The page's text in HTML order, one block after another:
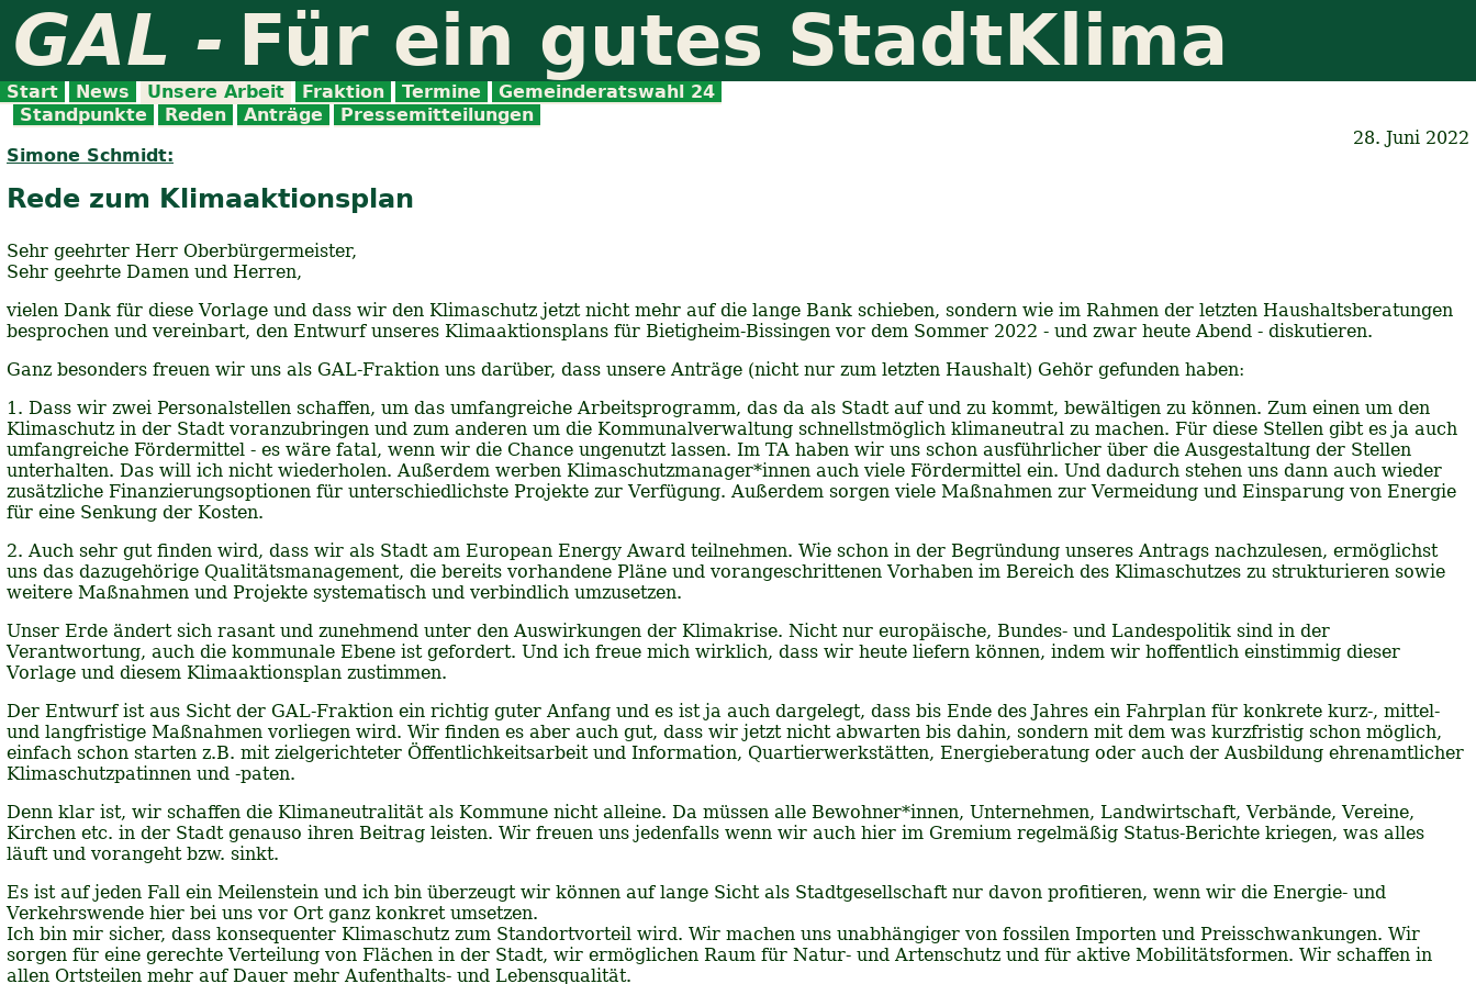
GAL - Für ein gutes StadtKlima
Start News Unsere Arbeit Fraktion Termine
Gemeinderatswahl 24
Standpunkte
Reden Anträge
Pressemitteilungen
28. Juni 2022
Simone Schmidt:
Rede zum Klimaaktionsplan
Sehr geehrter Herr Oberbürgermeister,
Sehr geehrte Damen und Herren,
vielen Dank für diese Vorlage und dass wir den Klimaschutz jetzt nicht mehr auf die lange Bank schieben, sondern wie im Rahmen der letzten Haushaltsberatungen
besprochen und vereinbart, den Entwurf unseres Klimaaktionsplans für Bietigheim-Bissingen vor dem Sommer 2022 - und zwar heute Abend - diskutieren.
Ganz besonders freuen wir uns als GAL-Fraktion uns darüber, dass unsere Anträge (nicht nur zum letzten Haushalt) Gehör gefunden haben:
1. Dass wir zwei Personalstellen schaffen, um das umfangreiche Arbeitsprogramm, das da als Stadt auf und zu kommt, bewältigen zu können. Zum einen um den
Klimaschutz in der Stadt voranzubringen und zum anderen um die Kommunalverwaltung schnellstmöglich klimaneutral zu machen. Für diese Stellen gibt es ja auch
umfangreiche Fördermittel - es wäre fatal, wenn wir die Chance ungenutzt lassen. Im TA haben wir uns schon ausführlicher über die Ausgestaltung der Stellen
unterhalten. Das will ich nicht wiederholen. Außerdem werben Klimaschutzmanager*innen auch viele Fördermittel ein. Und dadurch stehen uns dann auch wieder
zusätzliche Finanzierungsoptionen für unterschiedlichste Projekte zur Verfügung. Außerdem sorgen viele Maßnahmen zur Vermeidung und Einsparung von Energie
für eine Senkung der Kosten.
2. Auch sehr gut finden wird, dass wir als Stadt am European Energy Award teilnehmen. Wie schon in der Begründung unseres Antrags nachzulesen, ermöglichst
uns das dazugehörige Qualitätsmanagement, die bereits vorhandene Pläne und vorangeschrittenen Vorhaben im Bereich des Klimaschutzes zu strukturieren sowie
weitere Maßnahmen und Projekte systematisch und verbindlich umzusetzen.
Unser Erde ändert sich rasant und zunehmend unter den Auswirkungen der Klimakrise. Nicht nur europäische, Bundes- und Landespolitik sind in der
Verantwortung, auch die kommunale Ebene ist gefordert. Und ich freue mich wirklich, dass wir heute liefern können, indem wir hoffentlich einstimmig dieser
Vorlage und diesem Klimaaktionsplan zustimmen.
Der Entwurf ist aus Sicht der GAL-Fraktion ein richtig guter Anfang und es ist ja auch dargelegt, dass bis Ende des Jahres ein Fahrplan für konkrete kurz-, mittel-
und langfristige Maßnahmen vorliegen wird. Wir finden es aber auch gut, dass wir jetzt nicht abwarten bis dahin, sondern mit dem was kurzfristig schon möglich,
einfach schon starten z.B. mit zielgerichteter Öffentlichkeitsarbeit und Information, Quartierwerkstätten, Energieberatung oder auch der Ausbildung ehrenamtlicher
Klimaschutzpatinnen und -paten.
Denn klar ist, wir schaffen die Klimaneutralität als Kommune nicht alleine. Da müssen alle Bewohner*innen, Unternehmen, Landwirtschaft, Verbände, Vereine,
Kirchen etc. in der Stadt genauso ihren Beitrag leisten. Wir freuen uns jedenfalls wenn wir auch hier im Gremium regelmäßig Status-Berichte kriegen, was alles
läuft und vorangeht bzw. sinkt.
Es ist auf jeden Fall ein Meilenstein und ich bin überzeugt wir können auf lange Sicht als Stadtgesellschaft nur davon profitieren, wenn wir die Energie- und
Verkehrswende hier bei uns vor Ort ganz konkret umsetzen.
Ich bin mir sicher, dass konsequenter Klimaschutz zum Standortvorteil wird. Wir machen uns unabhängiger von fossilen Importen und Preisschwankungen. Wir
sorgen für eine gerechte Verteilung von Flächen in der Stadt, wir ermöglichen Raum für Natur- und Artenschutz und für aktive Mobilitätsformen. Wir schaffen in
allen Ortsteilen mehr auf Dauer mehr Aufenthalts- und Lebensqualität.